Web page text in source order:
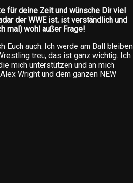
für deine Zeit und wünsche Dir viel
der WWE ist, ist verständlich und
mal) wohl außer Frage!
Euch auch. Ich werde am Ball bleiben
treu, das ist ganz wichtig. Ich
mich unterstützen und an mich
Wright und dem ganzen NEW